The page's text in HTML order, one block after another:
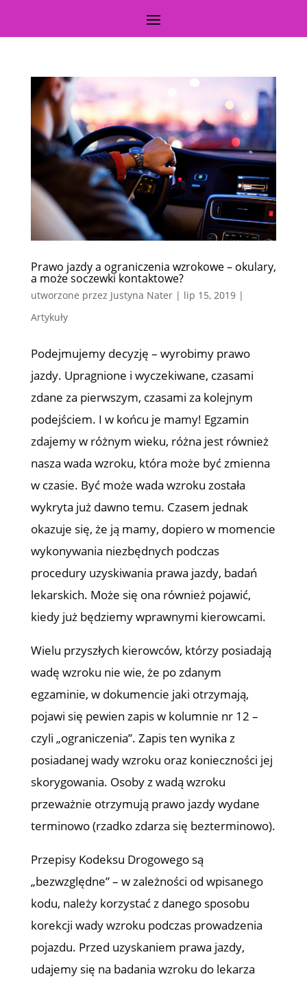
Prawo jazdy a ograniczenia wzrokowe – okulary,
a może soczewki kontaktowe?
utworzone przez Justyna Nater| lip 15, 2019|
Artykuły
Podejmujemy decyzję – wyrobimy prawo
jazdy. Upragnione i wyczekiwane, czasami
zdane za pierwszym, czasami za kolejnym
podejściem. I w końcu je mamy! Egzamin
zdajemy w różnym wieku, różna jest również
nasza wada wzroku, która może być zmienna
w czasie. Być może wada wzroku została
wykryta już dawno temu. Czasem jednak
okazuje się, że ją mamy, dopiero w momencie
wykonywania niezbędnych podczas
procedury uzyskiwania prawa jazdy, badań
lekarskich. Może się ona również pojawić,
kiedy już będziemy wprawnymi kierowcami.
Wielu przyszłych kierowców, którzy posiadają
wadę wzroku nie wie, że po zdanym
egzaminie, w dokumencie jaki otrzymają,
pojawi się pewien zapis w kolumnie nr 12 –
czyli „ograniczenia”. Zapis ten wynika z
posiadanej wady wzroku oraz konieczności jej
skorygowania. Osoby z wadą wzroku
przeważnie otrzymują prawo jazdy wydane
terminowo (rzadko zdarza się bezterminowo).
Przepisy Kodeksu Drogowego są
„bezwzględne” – w zależności od wpisanego
kodu, należy korzystać z danego sposobu
korekcji wady wzroku podczas prowadzenia
pojazdu. Przed uzyskaniem prawa jazdy,
udajemy się na badania wzroku do lekarza